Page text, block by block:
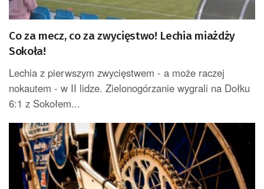
Co za mecz, co za zwycięstwo! Lechia miażdży
Sokoła!
Lechia z pierwszym zwycięstwem - a może raczej
nokautem - w II lidze. Zielonogórzanie wygrali na Dołku
6:1 z Sokołem...